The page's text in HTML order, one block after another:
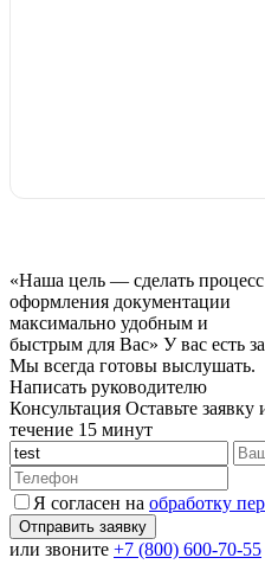
«Наша цель — сделать процесс
оформления документации
максимально удобным и
быстрым для Вас» У вас есть
Мы всегда готовы выслушать.
Написать руководителю
Консультация Оставьте
течение 15 минут
Я согласен на обработку
или звоните +7 (800) 600-70-55